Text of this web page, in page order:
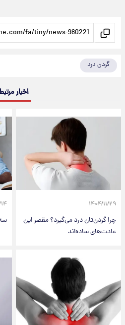
گردن درد
اخبار
۱۴۰۴/۱۱/۲۹
چرا گردن‌تان درد می‌گیرد؟ مقصر این
عادت‌های ساده‌اند